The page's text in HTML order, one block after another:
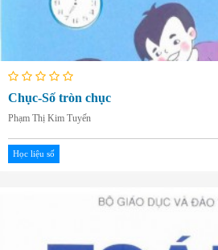
Chục-Số tròn chục
Phạm Thị Kim Tuyến
Học liệu số